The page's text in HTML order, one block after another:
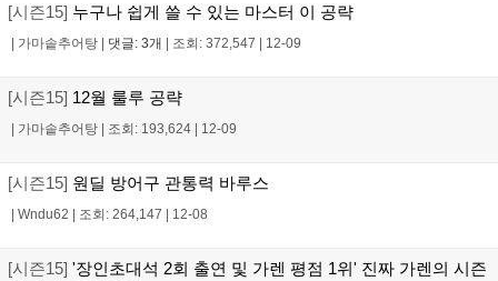
[시즌15] 누구나 쉽게 쓸 수 있는 마스터 이 공략
| 가마솥추어탕 | 댓글: 3개 | 조회: 372,547 | 12-09
[시즌15] 12월 룰루 공략
| 가마솥추어탕 | 조회: 193,624 | 12-09
[시즌15] 원딜 방어구 관통력 바루스
| Wndu62 | 조회: 264,147 | 12-08
[시즌15] '장인초대석 2회 출연 및 가렌 평점 1위' 진짜 가렌의 시즌